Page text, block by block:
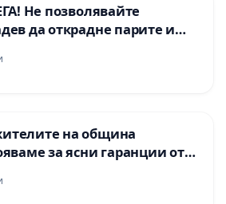
Не позволявайте
да открадне парите и
на община
за ясни гаранции от
и от държавата, че ще се
екологични норми!